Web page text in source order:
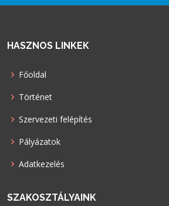
HASZNOS LINKEK
Főoldal
Történet
Szervezeti felépítés
Pályázatok
Adatkezelés
SZAKOSZTÁLYAINK